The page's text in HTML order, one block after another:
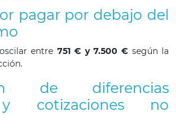
pagar por debajo del
entre 751 € y 7.500 € según la
de diferencias
y cotizaciones no